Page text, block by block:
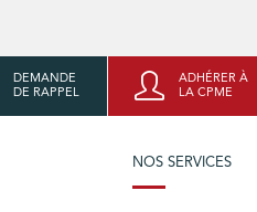
DEMANDE
DE RAPPEL
ADHÉRER À
LA CPME
NOS SERVICES